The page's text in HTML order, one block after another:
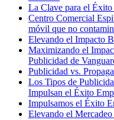
La Clave para el
Centro Comercial
móvil que no
Elevando el Impacto
Maximizando el
Publicidad de
Publicidad vs.
Los Tipos de
Impulsan el Éxito
Impulsamos el Éxito
Elevando el